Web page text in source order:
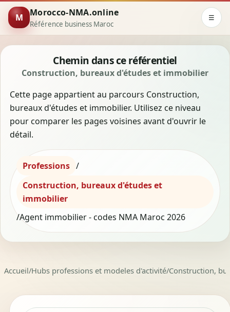
M Morocco-NMA.online
Référence business Maroc
☰
Chemin dans ce référentiel
Construction, bureaux d'études et immobilier
Cette page appartient au parcours Construction,
bureaux d'études et immobilier. Utilisez ce niveau
pour comparer les pages voisines avant d'ouvrir le
détail.
Professions /
Construction, bureaux d'études et
immobilier
/Agent immobilier - codes NMA Maroc 2026
Accueil/Hubs professions et modeles d'activité/Construction,